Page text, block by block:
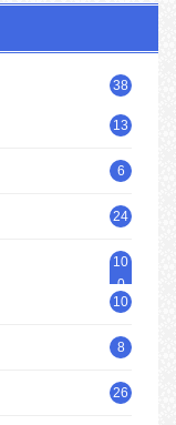
38
13
6
24
10
0
10
8
26